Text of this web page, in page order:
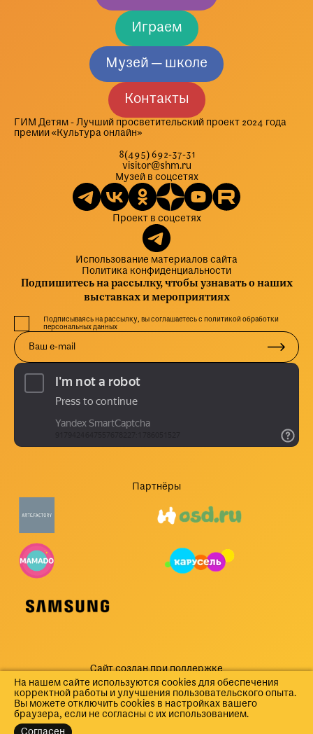
Играем
Музей — школе
Контакты
ГИМ Детям - Лучший просветительский проект 2024 года
премии «Культура онлайн»
8(495) 692-37-31
visitor@shm.ru
Музей в соцсетях
Проект в соцсетях
Использование материалов сайта
Политика конфиденциальности
Подпишитесь на рассылку, чтобы узнавать о наших
выставках и мероприятиях
Подписываясь на рассылку, вы соглашаетесь с политикой обработки
персональных данных
Партнёры
Сайт создан при поддержке
На нашем сайте используются cookies для обеспечения
корректной работы и улучшения пользовательского опыта.
Вы можете отключить cookies в настройках вашего
браузера, если не согласны с их использованием.